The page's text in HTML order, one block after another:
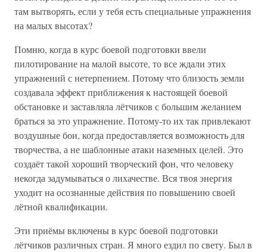
там вытворять, если у тебя есть специальные упражнения
на малых высотах?
Помню, когда в курс боевой подготовки ввели
пилотирование на малой высоте, то все ждали этих
упражнений с нетерпением. Потому что близость земли
создавала эффект приближения к настоящей боевой
обстановке и заставляла лётчиков с большим желанием
браться за это упражнение. Потому-то их так привлекают
воздушные бои, когда предоставляется возможность для
творчества, а не шаблонные атаки наземных целей. Это
создаёт такой хороший творческий фон, что человеку
некогда задумываться о лихачестве. Вся твоя энергия
уходит на осознанные действия по повышению своей
лётной квалификации.
Эти приёмы включены в курс боевой подготовки
лётчиков различных стран. Я много ездил по свету. Был в